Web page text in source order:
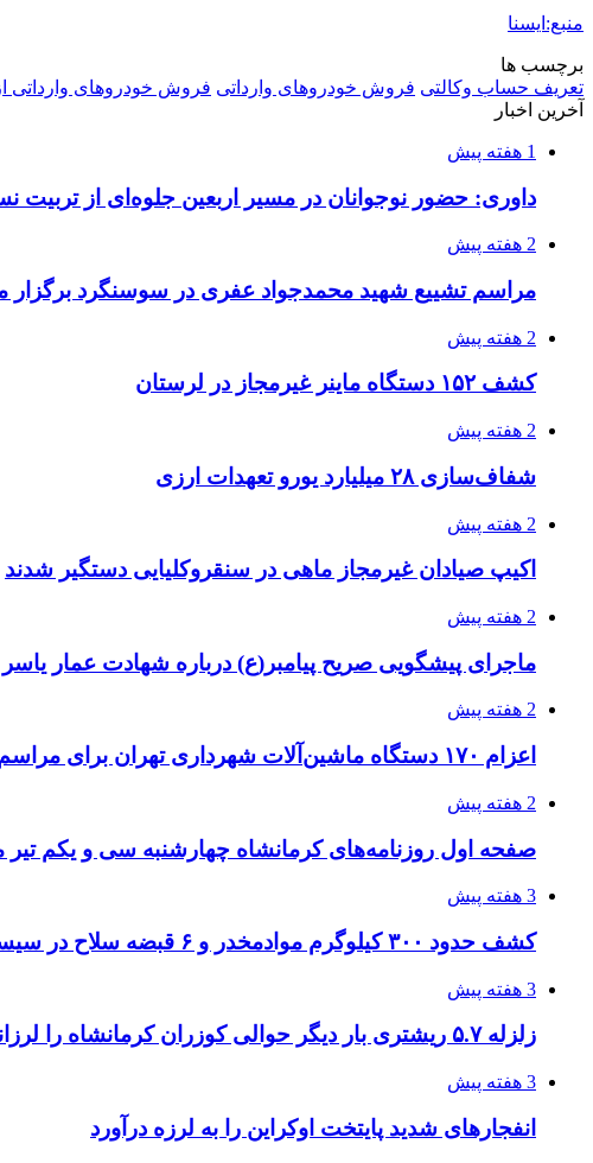
منبع:ایسنا
برچسب ها
تعریف حساب وکالتی فروش خودروهای وارداتی فروش خودروهای وارداتی
آخرین اخبار
1 هفته پیش
داوری: حضور نوجوانان در مسیر اربعین جلوه‌ای از
2 هفته پیش
مراسم تشییع شهید محمدجواد عفری در سوسنگرد
2 هفته پیش
کشف ۱۵۲ دستگاه ماینر غیرمجاز در لرستان
2 هفته پیش
شفاف‌سازی ۲۸ میلیارد یورو تعهدات ارزی
2 هفته پیش
اکیپ صیادان غیرمجاز ماهی در سنقروکلیایی دستگیر شدند
2 هفته پیش
ماجرای پیشگویی صریح پیامبر(ع) درباره شهادت عمار یاسر
2 هفته پیش
اعزام ۱۷۰ دستگاه ماشین‌آلات شهرداری تهران برای مراسم اربعین
2 هفته پیش
صفحه اول روزنامه‌های کرمانشاه چهارشنبه سی و یکم تیر
3 هفته پیش
کشف حدود ۳۰۰ کیلوگرم موادمخدر و ۶ قبضه سلاح در سیستان و بلوچستان
3 هفته پیش
زلزله ۵.۷ ریشتری بار دیگر حوالی کوزران کرمانشاه را لرزاند
3 هفته پیش
انفجارهای شدید پایتخت اوکراین را به لرزه درآورد